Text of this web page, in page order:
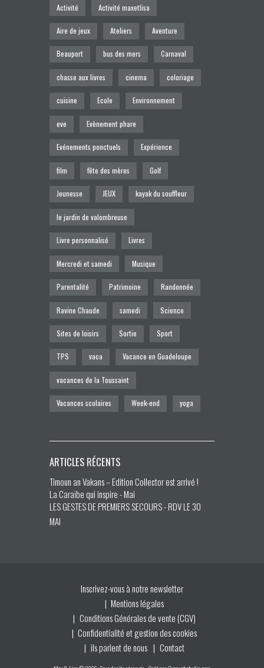
Activité Activité maxetlisa
Aire de jeux Ateliers Aventure
Beauport bus des mers Carnaval
chasse aux livres cinema coloriage
cuisine Ecole Environnement
eve Evènement phare
Evénements ponctuels Expérience
film fête des mères Golf
Jeunesse JEUX kayak du souffleur
le jardin de valombreuse
Livre personnalisé Livres
Mercredi et samedi Musique
Parentalité Patrimoine Randonnée
Ravine Chaude samedi Science
Sites de loisirs Sortie Sport
TPS vaca Vacance en Guadeloupe
vacances de la Toussaint
Vacances scolaires Week-end yoga
ARTICLES RÉCENTS
Timoun an Vakans – Édition Collector est arrivé !
La Caraïbe qui inspire - Mai
LES GESTES DE PREMIERS SECOURS - RDV LE 30
MAI
Inscrivez-vous à notre newsletter
Mentions légales
Conditions Générales de vente (CGV)
Confidentialité et gestion des cookies
ils parlent de nous
Contact